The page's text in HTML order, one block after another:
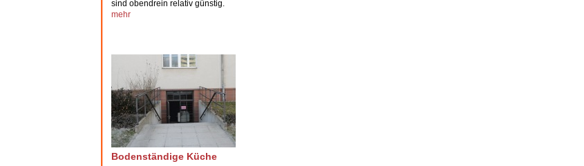
sind obendrein relativ günstig.
mehr
Bodenständige Küche